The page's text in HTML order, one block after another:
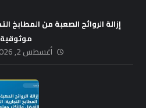
إزالة الروائح الصعبة من المطابخ
موثوقية
أغسطس 2, 2026